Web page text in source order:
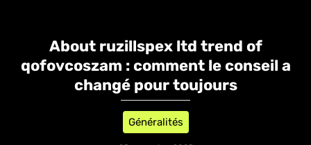
About ruzillspex ltd trend of
qofovcoszam : comment le conseil a
changé pour toujours
Généralités